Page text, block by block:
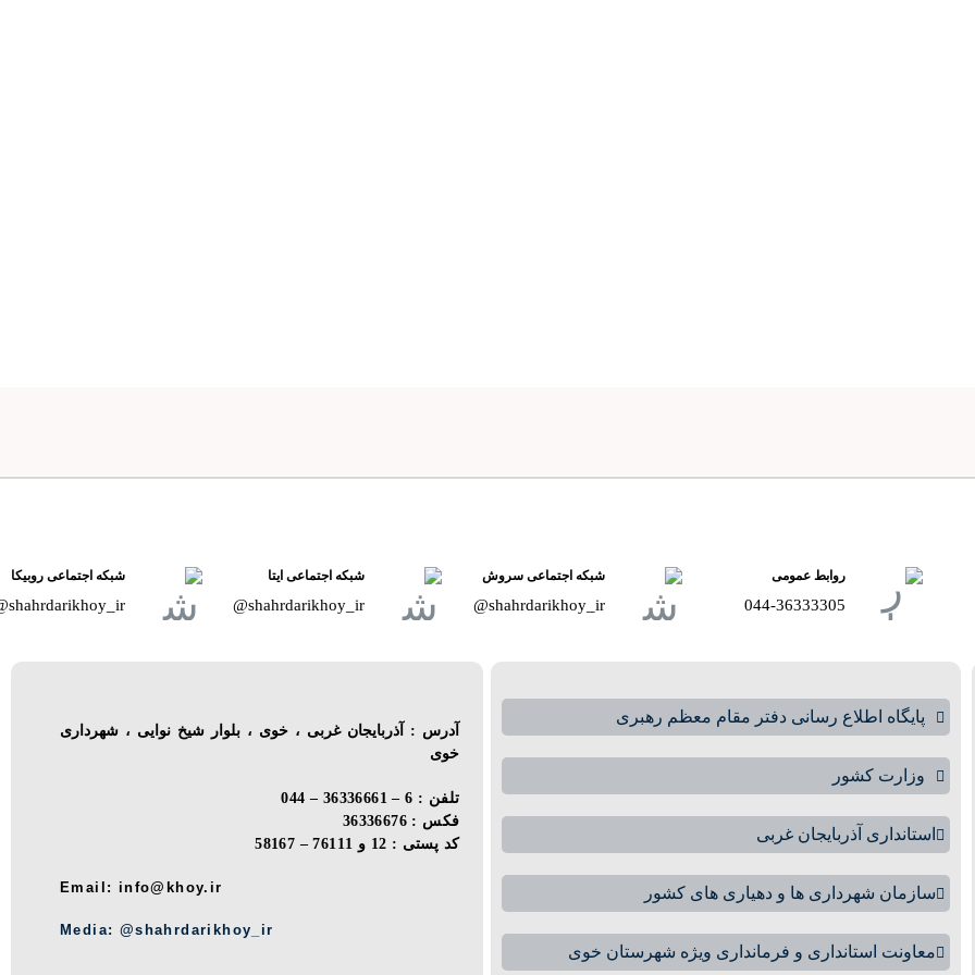
روابط عمومی
044-36333305
شبکه اجتماعی سروش
shahrdarikhoy_ir@
شبکه اجتماعی ایتا
shahrdarikhoy_ir@
شبکه اجتماعی روبیکا
shahrdarikhoy_ir@
پایگاه اطلاع رسانی دفتر مقام معظم رهبری
وزارت کشور
استانداری آذربایجان غربی
سازمان شهرداری ها و دهیاری های کشور
معاونت استانداری و فرمانداری ویژه شهرستان خوی
آدرس : آذربایجان غربی ، خوی ، بلوار شیخ نوایی ، شهرداری
خوی
تلفن : 6 – 36336661 – 044
فکس : 36336676
کد پستی : 12 و 76111 – 58167